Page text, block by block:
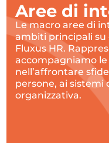
Aree di
Le macro aree di
ambiti principali su
Fluxus HR.
accompagniamo
nell’affrontare
persone, ai sistemi
organizzativa.